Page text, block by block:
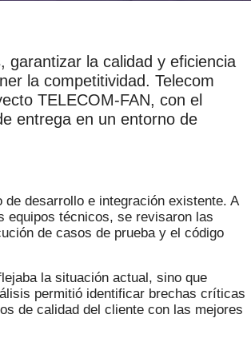
garantizar la calidad y eficiencia
la competitividad. Telecom
TELECOM-FAN, con el
entrega en un entorno de
desarrollo e integración existente. A
equipos técnicos, se revisaron las
de casos de prueba y el código
la situación actual, sino que
permitió identificar brechas críticas
de calidad del cliente con las mejores